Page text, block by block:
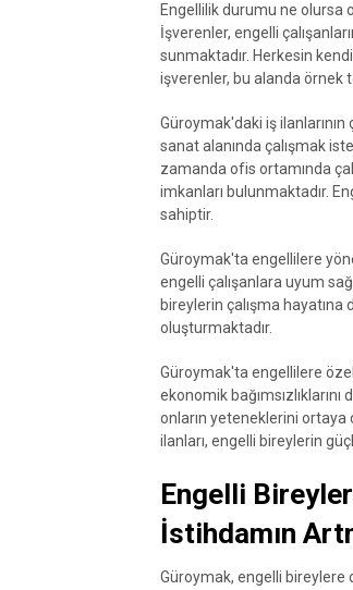
Engellilik durumu ne olursa
İşverenler, engelli
sunmaktadır. Herkesin
işverenler, bu alanda örnek
Güroymak'daki iş
sanat alanında çalışmak
zamanda ofis ortamında
imkanları bulunmaktadır.
sahiptir.
Güroymak'ta engellilere
engelli çalışanlara uyum
bireylerin çalışma hayatına
oluşturmaktadır.
Güroymak'ta engellilere
ekonomik
onların yeteneklerini ortaya
ilanları, engelli bireylerin
Engelli
İstihdamın
Güroymak, engelli